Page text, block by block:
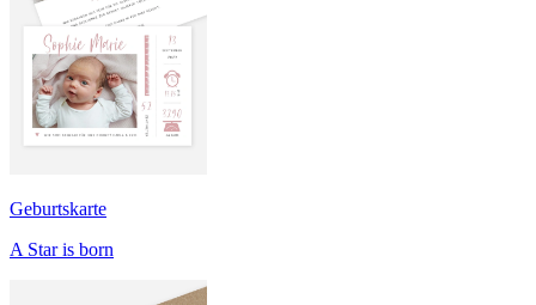
Geburtskarte
A Star is born